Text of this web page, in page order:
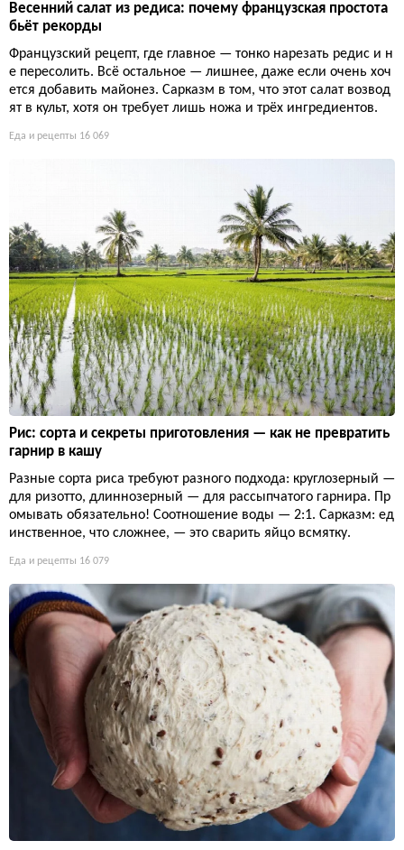
Весенний салат из редиса: почему французская простота
бьёт рекорды
Французский рецепт, где главное — тонко нарезать редис и н
е пересолить. Всё остальное — лишнее, даже если очень хоч
ется добавить майонез. Сарказм в том, что этот салат возвод
ят в культ, хотя он требует лишь ножа и трёх ингредиентов.
Еда и рецепты 16 069
Рис: сорта и секреты приготовления — как не превратить
гарнир в кашу
Разные сорта риса требуют разного подхода: круглозерный —
для ризотто, длиннозерный — для рассыпчатого гарнира. Пр
омывать обязательно! Соотношение воды — 2:1. Сарказм: ед
инственное, что сложнее, — это сварить яйцо всмятку.
Еда и рецепты 16 079